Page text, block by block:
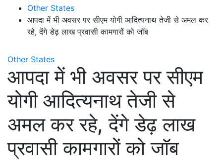
Other States
आपदा में भी अवसर पर सीएम योगी आदित्यनाथ तेजी से अमल कर
रहे, देंगे डेढ़ लाख प्रवासी कामगारों को जॉब
Other States
आपदा में भी अवसर पर सीएम
योगी आदित्यनाथ तेजी से
अमल कर रहे, देंगे डेढ़ लाख
प्रवासी कामगारों को जॉब